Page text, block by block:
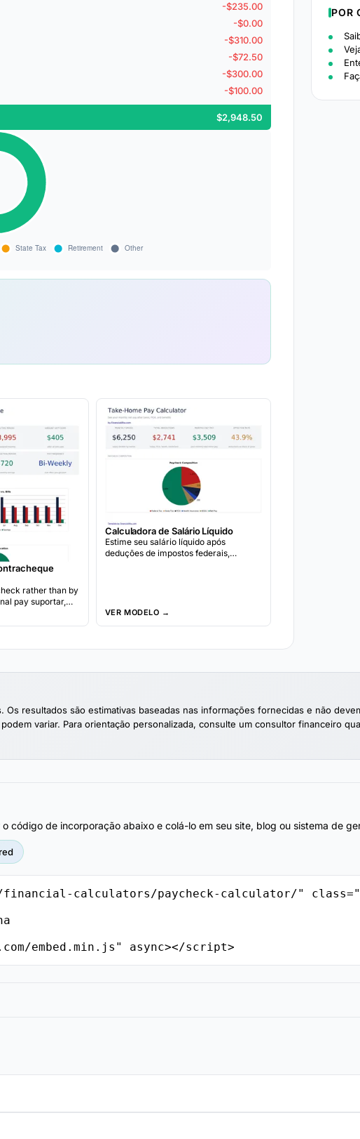
-$235.00
-$0.00
-$310.00
-$72.50
-$300.00
-$100.00
$2,948.50
rather than by
pay suportar,
for cada
paycheck mês
Calculadora de Salário Líquido
Estime seu salário líquido após
deduções de impostos federais,
VER MODELO →
POR
resultados são estimativas baseadas nas informações fornecidas e não
variar. Para orientação personalizada, consulte um consultor financeiro
código de incorporação abaixo e colá-lo em seu site, blog ou sistema de
financial-calculators/paycheck-calculator/"
embed.min.js" async></script>